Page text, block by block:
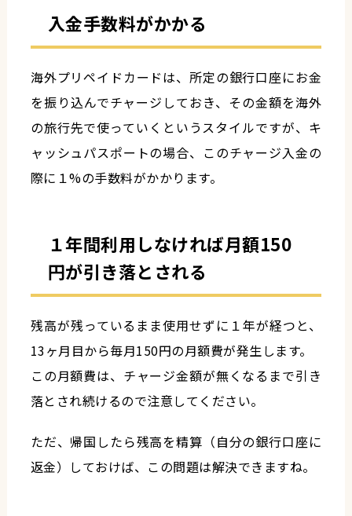
入金手数料がかかる
海外プリペイドカードは、所定の銀行口座にお金
を振り込んでチャージしておき、その金額を海外
の旅行先で使っていくというスタイルですが、キ
ャッシュパスポートの場合、このチャージ入金の
際に１%の手数料がかかります。
１年間利用しなければ月額150
円が引き落とされる
残高が残っているまま使用せずに１年が経つと、
13ヶ月目から毎月150円の月額費が発生します。
この月額費は、チャージ金額が無くなるまで引き
落とされ続けるので注意してください。
ただ、帰国したら残高を精算（自分の銀行口座に
返金）しておけば、この問題は解決できますね。